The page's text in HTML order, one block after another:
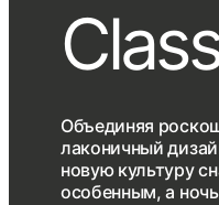
Объединяя
лаконичный
новую культуру
особенным, а